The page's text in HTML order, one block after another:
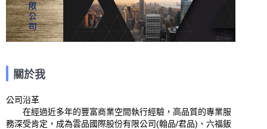
關於我
公司沿革
在經過近多年的豐富商業空間執行經驗，高品質的專業服
務深受肯定，成為雲品國際股份有限公司(翰品/君品)、六福飯